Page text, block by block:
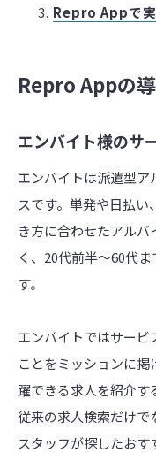
Repro Appで
Repro Appの
エンバイト様のサ
エンバイトは派遣型
スです。単発や日払
き方に合わせたアル
く、20代前半～60代
す。
エンバイトではサービ
ことをミッションに
躍できる求人を紹介す
従来の求人検索だけで
スタッフが探したお